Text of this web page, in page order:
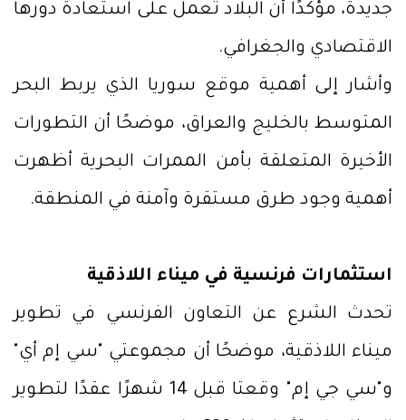
جديدة، مؤكدًا أن البلاد تعمل على استعادة دورها
الاقتصادي والجغرافي.
وأشار إلى أهمية موقع سوريا الذي يربط البحر
المتوسط بالخليج والعراق، موضحًا أن التطورات
الأخيرة المتعلقة بأمن الممرات البحرية أظهرت
أهمية وجود طرق مستقرة وآمنة في المنطقة.
استثمارات فرنسية في ميناء اللاذقية
تحدث الشرع عن التعاون الفرنسي في تطوير
ميناء اللاذقية، موضحًا أن مجموعتي "سي إم أي"
و"سي جي إم" وقعتا قبل 14 شهرًا عقدًا لتطوير